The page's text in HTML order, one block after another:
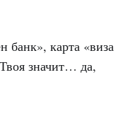
банк», карта «виза
значит… да,